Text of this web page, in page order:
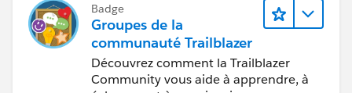
Badge
Groupes de la
communauté Trailblazer
Découvrez comment la Trailblazer
Community vous aide à apprendre, à